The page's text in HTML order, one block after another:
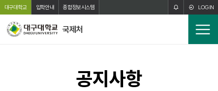
본문 바로가기
주메뉴 바로가기
대구대학교 입학안내 종합정보시스템 LOGIN
국제처
전
체
공지사항